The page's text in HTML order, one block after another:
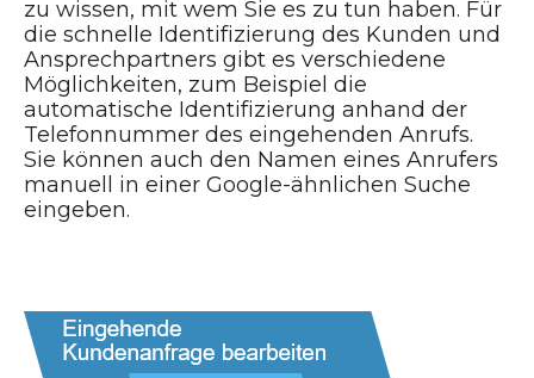
zu wissen, mit wem Sie es zu tun haben. Für
die schnelle Identifizierung des Kunden und
Ansprechpartners gibt es verschiedene
Möglichkeiten, zum Beispiel die
automatische Identifizierung anhand der
Telefonnummer des eingehenden Anrufs.
Sie können auch den Namen eines Anrufers
manuell in einer Google-ähnlichen Suche
eingeben.